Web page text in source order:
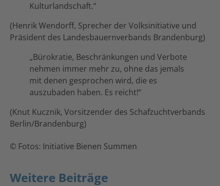
Kulturlandschaft.“
(Henrik Wendorff, Sprecher der Volksinitiative und
Präsident des Landesbauernverbands Brandenburg)
„Bürokratie, Beschränkungen und Verbote
nehmen immer mehr zu, ohne das jemals
mit denen gesprochen wird, die es
auszubaden haben. Es reicht!“
(Knut Kucznik, Vorsitzender des Schafzuchtverbands
Berlin/Brandenburg)
© Fotos: Initiative Bienen Summen
Weitere Beiträge